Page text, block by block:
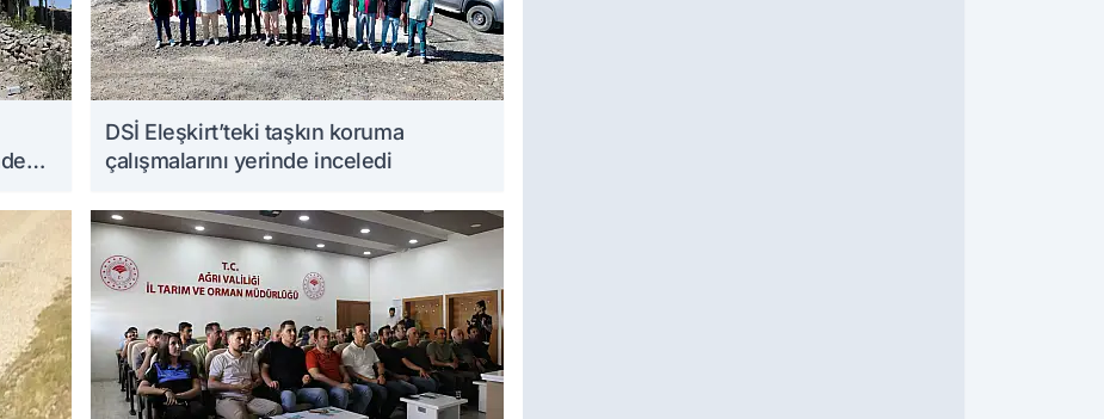
DSİ Eleşkirt’teki taşkın koruma
çalışmalarını yerinde inceledi